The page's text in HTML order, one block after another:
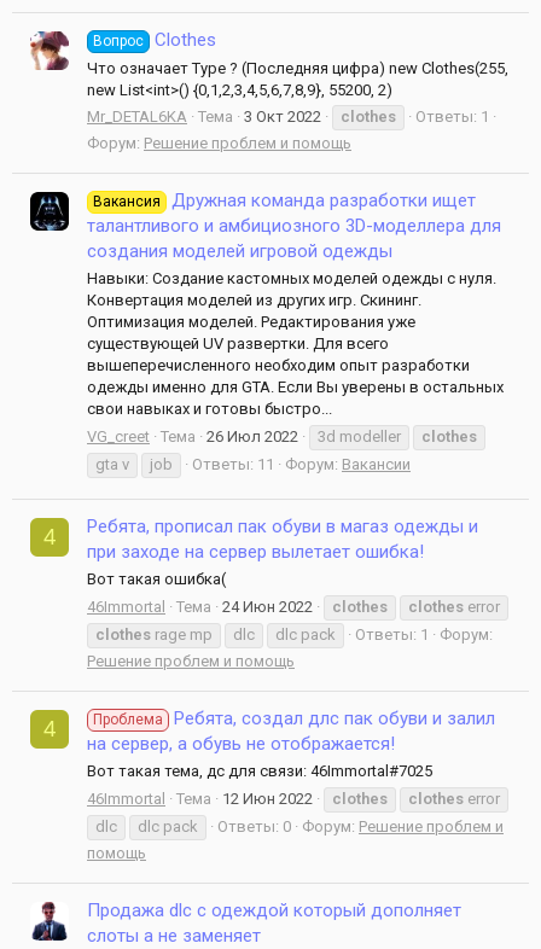
Вопрос Clothes
Что означает Type ? (Последняя цифра) new Clothes(255,
new List<int>() {0,1,2,3,4,5,6,7,8,9}, 55200, 2)
Mr_DETAL6KA
Тема 3 Окт 2022 clothes
Ответы: 1
Форум: Решение проблем и помощь
Вакансия
Дружная команда разработки ищет
талантливого и амбициозного 3D-моделлера для
создания моделей игровой одежды
Навыки: Создание кастомных моделей одежды с нуля.
Конвертация моделей из других игр. Скининг.
Оптимизация моделей. Редактирования уже
существующей UV развертки. Для всего
вышеперечисленного необходим опыт разработки
одежды именно для GTA. Если Вы уверены в остальных
свои навыках и готовы быстро...
VG_creet Тема 26 Июл 2022 3d modeller
clothes
gta v
job Ответы: 11 Форум: Вакансии
4
Ребята, прописал пак обуви в магаз одежды и
при заходе на сервер вылетает ошибка!
Вот такая ошибка(
46Immortal
Тема 24 Июн 2022 clothes clothes error
clothes rage mp dlc dlc pack Ответы: 1
Форум:
Решение проблем и помощь
4 Проблема
Ребята, создал длс пак обуви и залил
на сервер, а обувь не отображается!
Вот такая тема, дс для связи: 46Immortal#7025
46Immortal
Тема 12 Июн 2022 clothes clothes error
dlc
dlc pack Ответы: 0 Форум: Решение проблем и
помощь
Продажа dlc с одеждой который дополняет
слоты а не заменяет